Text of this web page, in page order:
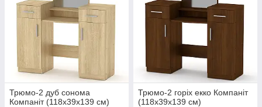
Трюмо-2 дуб сонома
Компаніт (118х39х139 см)
Трюмо-2 горіх екко Компаніт
(118х39х139 см)